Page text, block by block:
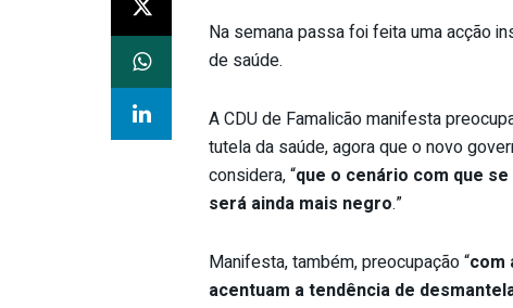
Na semana passa foi feita uma acção
de saúde.
A CDU de Famalicão manifesta
tutela da saúde, agora que o novo
considera, “que o cenário com que
será ainda mais negro.”
Manifesta, também, preocupação “com
acentuam a tendência de